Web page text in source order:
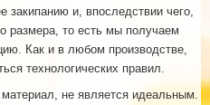
закипанию и, впоследствии чего,
размера, то есть мы получаем
Как и в любом производстве,
технологических правил.
не является идеальным.